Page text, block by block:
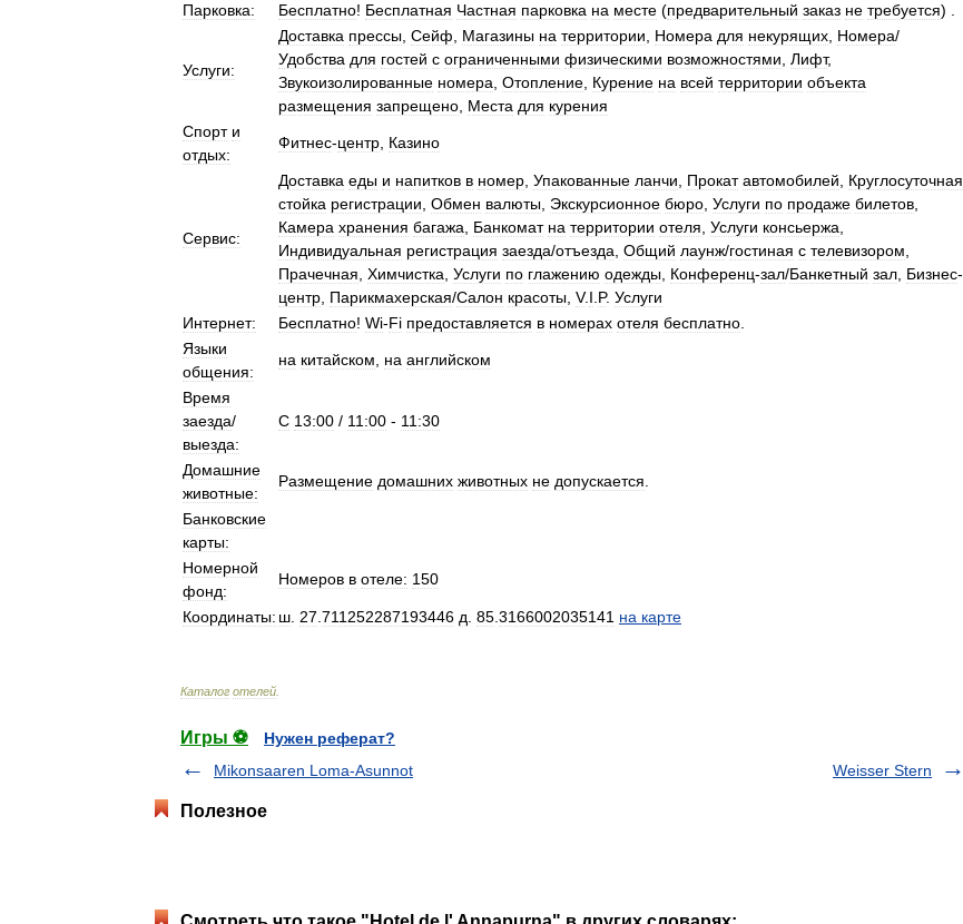
Парковка: Бесплатно! Бесплатная Частная парковка на месте (предварительный заказ не требуется) .
Услуги:
Доставка прессы Сейф Магазины на территории Номера для некурящих Номера/
Удобства для гостей с ограниченными физическими возможностями Лифт,
Звукоизолированные номера Отопление Курение на всей территории объекта
размещения запрещено Места для курения
Спорт и
отдых:
Фитнес-центр Казино
Сервис:
Доставка еды и напитков в номер Упакованные ланчи Прокат автомобилей
Круглосуточная
стойка регистрации Обмен валюты Экскурсионное бюро Услуги по продаже билетов
Камера хранения багажа Банкомат на территории отеля Услуги консьержа
Индивидуальная регистрация заезда/отъезда Общий лаунж/гостиная с телевизором
Прачечная Химчистка Услуги по глажению одежды Конференц-зал/Банкетный зал Бизнес-
центр Парикмахерская/Салон красоты V.I P. Услуги
Интернет:
Бесплатно! Wi-Fi предоставляется в номерах отеля бесплатно
Языки
общения:
на китайском на английском
Время
заезда/
выезда:
C 13:00 / 11:00 - 11:30
Домашние
животные:
Размещение домашних животных не допускается
Банковские
карты:
Номерной
фонд:
Номеров в отеле: 150
Координаты: ш 27 711252287193446 д 85 3166002035141 на карте
Каталог отелей
Игры ⚽
Нужен реферат?
Mikonsaaren Loma-Asunnot
Weisser Stern
Полезное